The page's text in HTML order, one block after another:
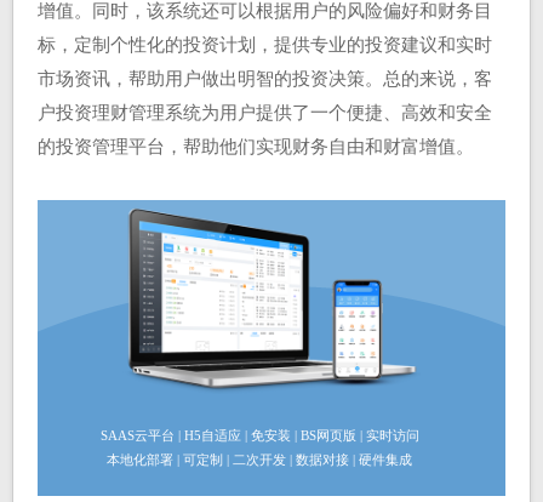
增值。同时，该系统还可以根据用户的风险偏好和财务目
标，定制个性化的投资计划，提供专业的投资建议和实时
市场资讯，帮助用户做出明智的投资决策。总的来说，客
户投资理财管理系统为用户提供了一个便捷、高效和安全
的投资管理平台，帮助他们实现财务自由和财富增值。
SAAS云平台 | H5自适应 | 免安装 | BS网页版 | 实时访问
本地化部署 | 可定制 | 二次开发 | 数据对接 | 硬件集成